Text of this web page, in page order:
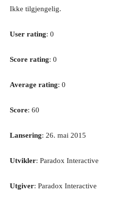
Ikke tilgjengelig.
User rating: 0
Score rating: 0
Average rating: 0
Score: 60
Lansering: 26. mai 2015
Utvikler: Paradox Interactive
Utgiver: Paradox Interactive